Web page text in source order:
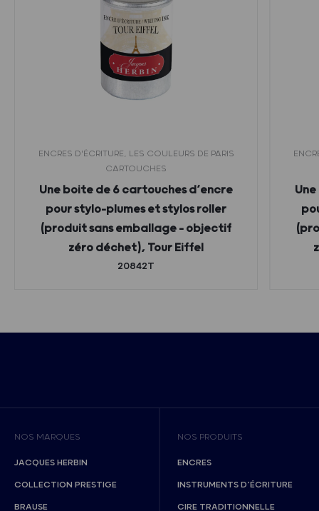
ENCRES D'ÉCRITURE, LES COULEURS DE PARIS
CARTOUCHES
Une boite de 6 cartouches d’encre
pour stylo-plumes et stylos roller
(produit sans emballage – objectif
zéro déchet), Tour Eiffel
20842T
NOS MARQUES
JACQUES HERBIN
COLLECTION PRESTIGE
BRAUSE
NOS PRODUITS
ENCRES
INSTRUMENTS D’ÉCRITURE
CIRE TRADITIONNELLE